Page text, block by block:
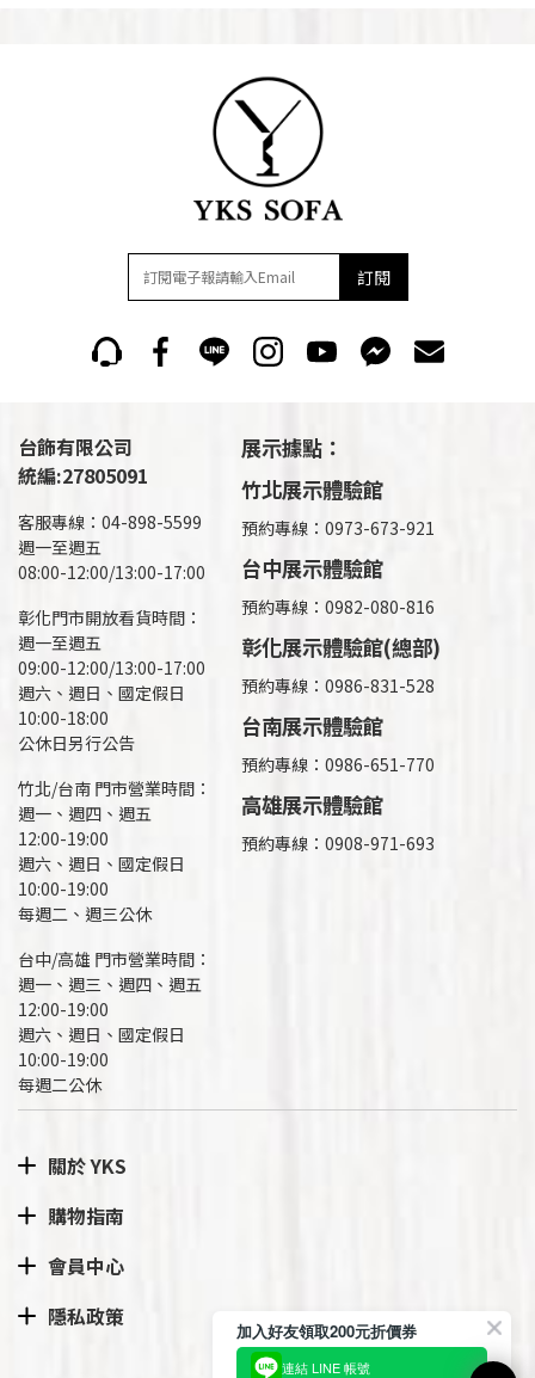
訂閱
台飾有限公司
統編:27805091
客服專線：04-898-5599
週一至週五
08:00-12:00/13:00-17:00
彰化門市開放看貨時間：
週一至週五
09:00-12:00/13:00-17:00
週六、週日、國定假日
10:00-18:00
公休日另行公告
竹北/台南 門市營業時間：
週一、週四、週五
12:00-19:00
週六、週日、國定假日
10:00-19:00
每週二、週三公休
台中/高雄 門市營業時間：
週一、週三、週四、週五
12:00-19:00
週六、週日、國定假日
10:00-19:00
每週二公休
展示據點：
竹北展示體驗館
預約專線：0973-673-921
台中展示體驗館
預約專線：0982-080-816
彰化展示體驗館(總部)
預約專線： 0986-831-528
台南展示體驗館
預約專線：0986-651-770
高雄展示體驗館
預約專線： 0908-971-693
關於 YKS
購物指南
會員中心
隱私政策
加入好友領取200元折價券
連結 LINE 帳號